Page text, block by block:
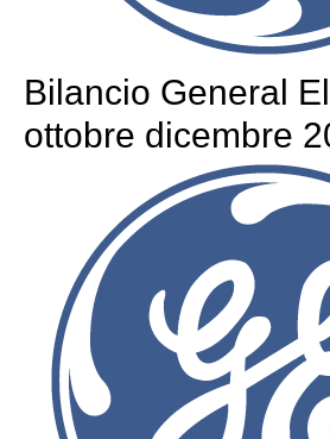
Bilancio General
ottobre dicembre